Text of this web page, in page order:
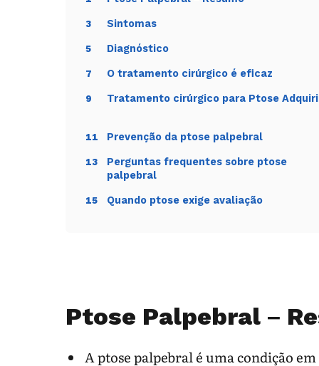
3 Sintomas
5 Diagnóstico
7 O tratamento cirúrgico é eficaz
9 Tratamento cirúrgico para Ptose
11 Prevenção da ptose palpebral
13
Perguntas frequentes sobre ptose
palpebral
15 Quando ptose exige avaliação
Ptose Palpebral –
A ptose palpebral é uma condição